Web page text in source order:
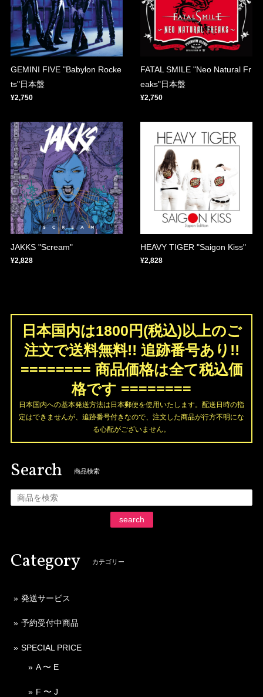
GEMINI FIVE "Babylon Rocke
ts"日本盤
¥2,750
FATAL SMILE "Neo Natural Fr
eaks"日本盤
¥2,750
JAKKS "Scream"
¥2,828
HEAVY TIGER "Saigon Kiss"
¥2,828
日本国内は1800円(税込)以上のご
注文で送料無料!! 追跡番号あり!!
======== 商品価格は全て税込価
格です ========
日本国内への基本発送方法は日本郵便を使用いたします。配送日時の指
定はできませんが、追跡番号付きなので、注文した商品が行方不明にな
る心配がございません。
Search 商品検索
search
Category カテゴリー
発送サービス
予約受付中商品
SPECIAL PRICE
A 〜 E
F 〜 J